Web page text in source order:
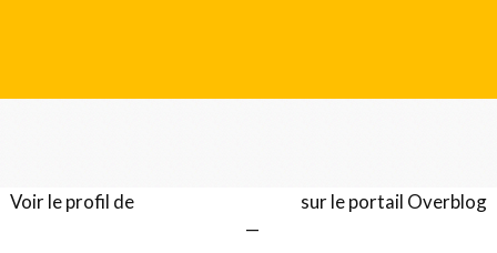
Voir le profil de sur le portail Overblog